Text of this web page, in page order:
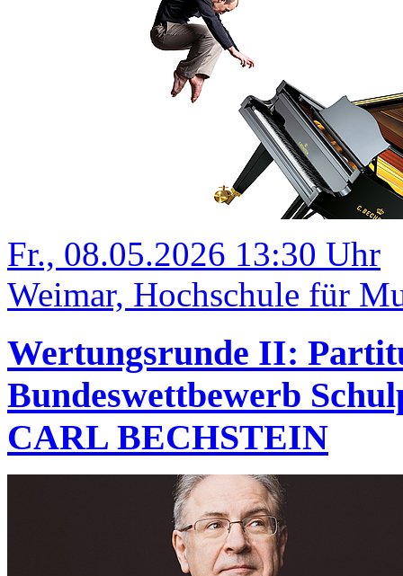
Fr., 08.05.2026 13:30 Uhr
Weimar, Hochschule für
Wertungsrunde II:
Bundeswettbewerb
CARL BECHSTEIN